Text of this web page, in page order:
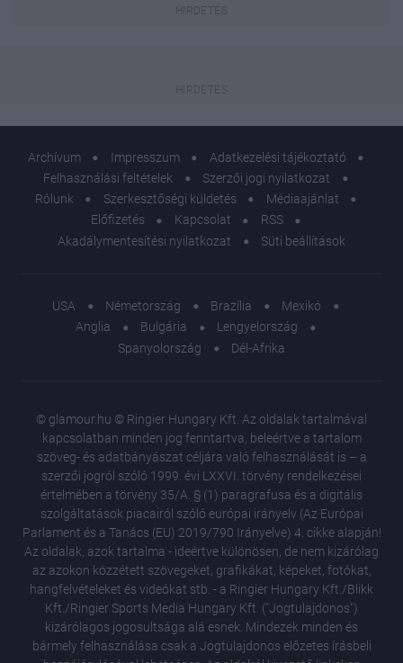
Archívum Impresszum
Adatkezelési tájékoztató
Felhasználási feltételek
Szerzői jogi nyilatkozat
Rólunk
Szerkesztőségi küldetés
Médiaajánlat
Előfizetés
Kapcsolat
RSS
Akadálymentesítési nyilatkozat
Süti beállítások
USA Németország Brazília
Mexikó
Anglia
Bulgária
Lengyelország
Spanyolország
Dél-Afrika
© glamour.hu © Ringier Hungary Kft. Az oldalak tartalmával
kapcsolatban minden jog fenntartva, beleértve a tartalom
szöveg- és adatbányászat céljára való felhasználását is – a
szerzői jogról szóló 1999. évi LXXVI. törvény rendelkezései
értelmében a törvény 35/A. § (1) paragrafusa és a digitális
szolgáltatások piacairól szóló európai irányelv (Az Európai
Parlament és a Tanács (EU) 2019/790 Irányelve) 4. cikke alapján!
Az oldalak, azok tartalma - ideértve különösen, de nem kizárólag
az azokon közzétett szövegeket, grafikákat, képeket, fotókat,
hangfelvételeket és videókat stb. - a Ringier Hungary Kft./Blikk
Kft./Ringier Sports Media Hungary Kft. ("Jogtulajdonos")
kizárólagos jogosultsága alá esnek. Mindezek minden és
bármely felhasználása csak a Jogtulajdonos előzetes írásbeli